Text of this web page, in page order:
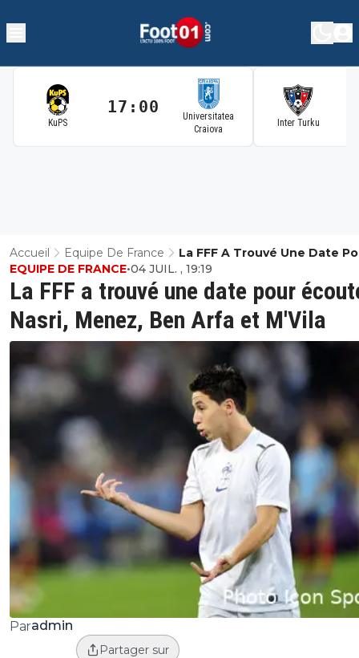
KuPS
17:00
Universitatea
Craiova
Inter Turku
Accueil Equipe De France
La FFF A Trouvé Une Date
Écouter Nasri, Menez, Ben
M'Vila
La FFF a trouvé une date pour
Nasri, Menez, Ben Arfa et M'Vila
EQUIPE DE FRANCE•04 JUIL. , 19:19
Paradmin
Partager sur